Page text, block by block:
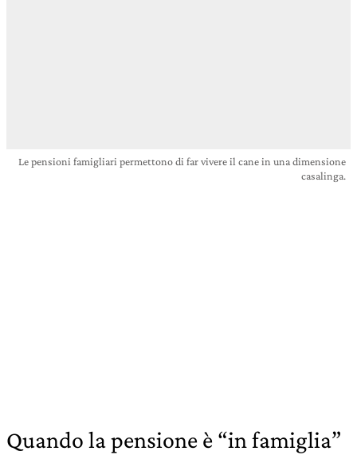
Le pensioni famigliari permettono di far vivere il cane in una dimensione
casalinga.
Quando la pensione è “in famiglia”